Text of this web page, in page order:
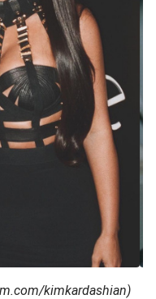
kimkardashian)